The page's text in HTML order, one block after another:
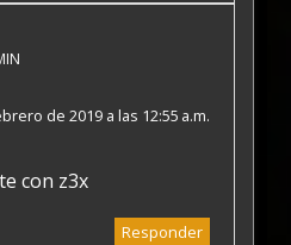
de 2019 a las 12:55 a.m.
con z3x
Responder